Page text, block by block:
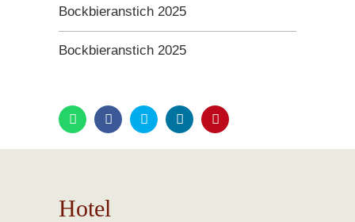
Bockbieranstich 2025
Bockbieranstich 2025
Hotel